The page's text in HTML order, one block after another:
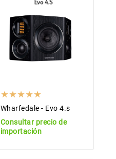
Wharfedale - Evo 4.s
Consultar precio de
importación